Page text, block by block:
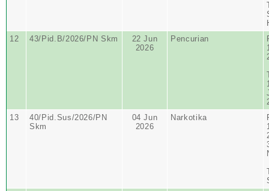
12
43/Pid.B/2026/PN Skm
22 Jun
2026
Pencurian
13
40/Pid.Sus/2026/PN
Skm
04 Jun
2026
Narkotika